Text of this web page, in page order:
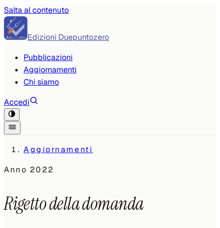
Salta al contenuto
Edizioni Duepuntozero
Pubblicazioni
Aggiornamenti
Chi siamo
Accedi
Aggiornamenti
Anno2022
Rigetto della domanda